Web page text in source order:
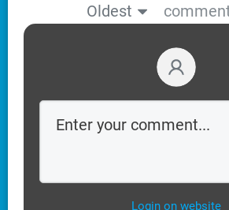
Oldest
Login on website